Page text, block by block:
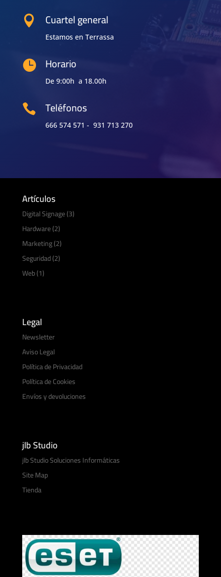
 Cuartel general
Estamos en Terrassa
 Horario
De 9:00h a 18.00h
 Teléfonos
666 574 571 - 931 713 270
Artículos
Digital Signage(3)
Hardware(2)
Marketing(2)
Seguridad(2)
Web(1)
Legal
Newsletter
Aviso Legal
Política de Privacidad
Política de Cookies
Envíos y devoluciones
jlb Studio
jlb Studio Soluciones Informáticas
Site Map
Tienda